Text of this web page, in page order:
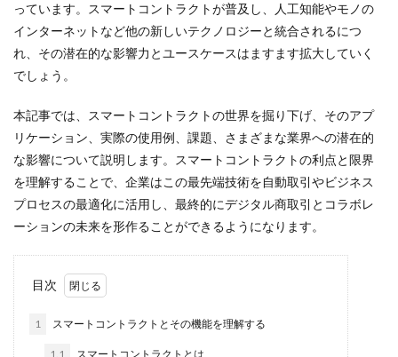
っています。スマートコントラクトが普及し、人工知能やモノの
インターネットなど他の新しいテクノロジーと統合されるにつ
れ、その潜在的な影響力とユースケースはますます拡大していく
でしょう。
本記事では、スマートコントラクトの世界を掘り下げ、そのアプ
リケーション、実際の使用例、課題、さまざまな業界への潜在的
な影響について説明します。スマートコントラクトの利点と限界
を理解することで、企業はこの最先端技術を自動取引やビジネス
プロセスの最適化に活用し、最終的にデジタル商取引とコラボレ
ーションの未来を形作ることができるようになります。
目次
1 スマートコントラクトとその機能を理解する
1.1 スマートコントラクトとは